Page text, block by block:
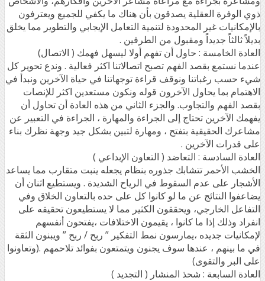
ذوي الوفرة العقلية يصدقون بأن هناك ما يكفي للجميع ويعترفون
بالإمكانيات غير المحدودة لتنمية التعامل الإيجابي والتطوير مما يخلق
بديلاً ثالثاً جديداً ومقبول من الطرفين .
العادة الخامسة : حاول أن تفهم أولا ليسهل فهمك ( الاتصال)
عندما نستمع بقصد الفهم تصبح اتصالاتنا اكثر فعالية . وندع تحوير كل
شيء حسب رغباتنا ونوقف قراءة توجهاتنا في حياة الآخرين ونبدأ في
الاهتمام بما يحاول الآخرون قوله ونكون مستعدين اكثر للإنصات
بقصد الفهم والتجاوب. والجزء الثاني من هذه العادة أن تحاول أن
يفهمك الآخرين تحتاج إلى الجراءة والمهارة ، الجراءة في التعبير عن
مشاعرك الحقيقية بتفتح ، ومهارة لتبين بشكل جيد وجهة نظرك بناء
على قدرات الآخرين .
العادة السادسة : التعاضد ( التعاون الإبداعي )
الخشب الأحمر تتشابك جذوره بنظام يجعله ينبت متقارب مما يساعد
الأشجار على عدم السقوط في الرياح الشديدة . ويستطيع اثنان أن
يضاعفوا النتائج عن ما لو كانوا كل على حده بالتعاون الخلاق وفي
التفاعل الخارجي، ويحققون الكثير مما لا يستطيعون تحقيقه على
انفراد وذلك إذا ما كانوا ، يقيمون الاختلافات ،يفتحون أنفسهم
لإمكانيات جديده ،يمارسون نمط التفكير ” ربح / ربح ” ويبنون الثقة
في ما بينهم ، عندها سوف يجنون ويتمتعون بفوائد تلاحمهم .(وتعاونوا
على البر والتقوى)
العادة السابعة : شحذ المنشار ( التجديد )